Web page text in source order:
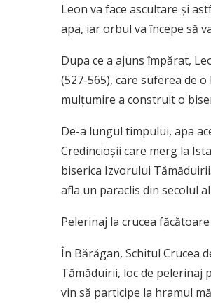
Leon va face ascultare şi
apa, iar orbul va începe să
Dupa ce a ajuns împărat,
(527-565), care suferea de
mulţumire a construit o
De-a lungul timpului, apa
Credincioşii care merg la
biserica Izvorului
afla un paraclis din secolul
Pelerinaj la crucea
În Bărăgan, Schitul Crucea
Tămăduirii, loc de pelerinaj
vin să participe la hramul